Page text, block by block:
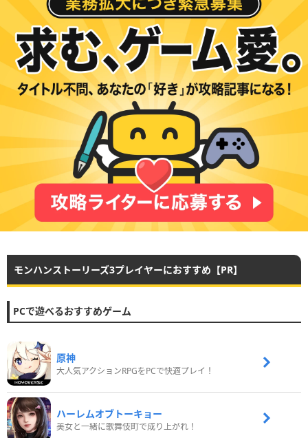
モンハンストーリーズ3プレイヤーにおすすめ【PR】
PCで遊べるおすすめゲーム
原神
大人気アクションRPGをPCで快適プレイ！
ハーレムオブトーキョー
美女と一緒に歌舞伎町で成り上がれ！